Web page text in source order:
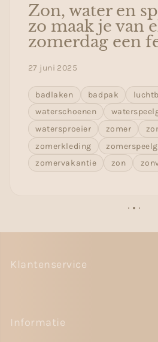
Zon, water en
zo maak je van
zomerdag een
27 juni 2025
badlaken badpak
waterschoenen
watersproeier
zomer
zomerkleding
zomervakantie
zon
Klantenservice
Informatie